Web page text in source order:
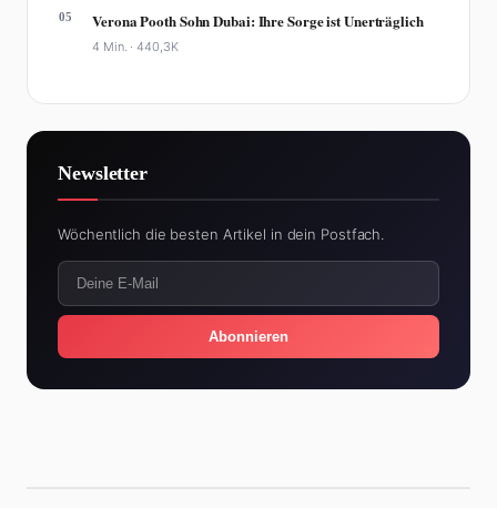
05 Verona Pooth Sohn Dubai: Ihre Sorge ist Unerträglich
4 Min. ·440,3K
Newsletter
Wöchentlich die besten Artikel in dein Postfach.
Abonnieren